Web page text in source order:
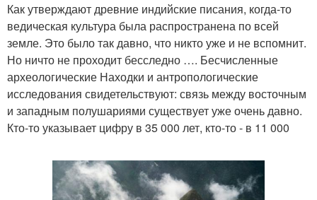
Как утверждают древние индийские писания, когда-то
ведическая культура была распространена по всей
земле. Это было так давно, что никто уже и не вспомнит.
Но ничто не проходит бесследно …. Бесчисленные
археологические Находки и антропологические
исследования свидетельствуют: связь между восточным
и западным полушариями существует уже очень давно.
Кто-то указывает цифру в 35 000 лет, кто-то - в 11 000